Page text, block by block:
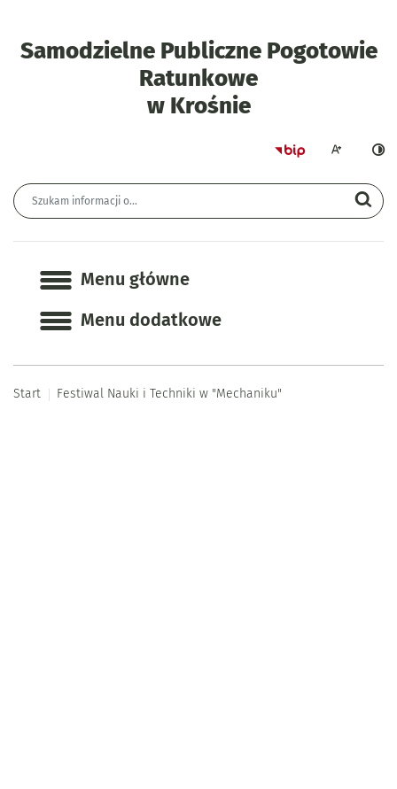
Samodzielne Publiczne Pogotowie
Ratunkowe
w Krośnie- Festiwal
StronaWiększa
Wyszukiwarka
Menu główne
Menu główne
Menu dodatkowe
Start Festiwal Nauki i Techniki w "Mechaniku"